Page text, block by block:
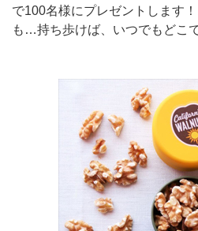
で100名様にプレゼントします
も…持ち歩けば、いつでもどこ